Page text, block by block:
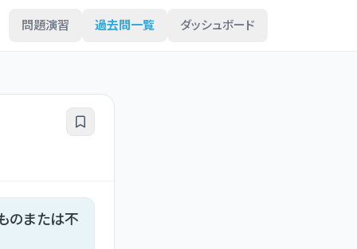
問題演習 過去問一覧 ダッシュボード
のまたは不